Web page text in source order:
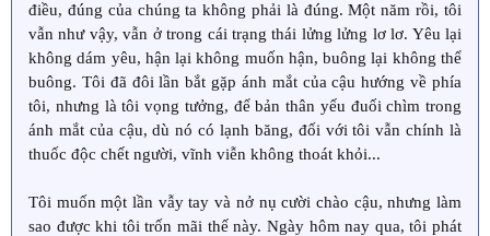
điều, đúng của chúng ta không phải là đúng. Một năm rồi, tôi
vẫn như vậy, vẫn ở trong cái trạng thái lửng lửng lơ lơ. Yêu lại
không dám yêu, hận lại không muốn hận, buông lại không thể
buông. Tôi đã đôi lần bắt gặp ánh mắt của cậu hướng về phía
tôi, nhưng là tôi vọng tưởng, để bản thân yếu đuối chìm trong
ánh mắt của cậu, dù nó có lạnh băng, đối với tôi vẫn chính là
thuốc độc chết người, vĩnh viễn không thoát khỏi...
Tôi muốn một lần vẫy tay và nở nụ cười chào cậu, nhưng làm
sao được khi tôi trốn mãi thế này. Ngày hôm nay qua, tôi phát